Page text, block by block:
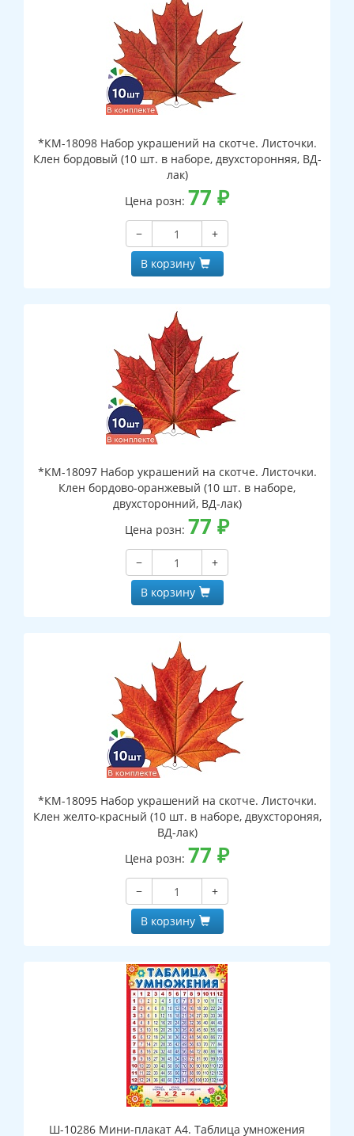
*КМ-18098 Набор украшений на скотче. Листочки.
Клен бордовый (10 шт. в наборе, двухсторонняя, ВД-
лак)
Цена розн: 77 ₽
−
+
В корзину
*КМ-18097 Набор украшений на скотче. Листочки.
Клен бордово-оранжевый (10 шт. в наборе,
двухсторонний, ВД-лак)
Цена розн: 77 ₽
−
+
В корзину
*КМ-18095 Набор украшений на скотче. Листочки.
Клен желто-красный (10 шт. в наборе, двухстороняя,
ВД-лак)
Цена розн: 77 ₽
−
+
В корзину
Ш-10286 Мини-плакат А4. Таблица умножения